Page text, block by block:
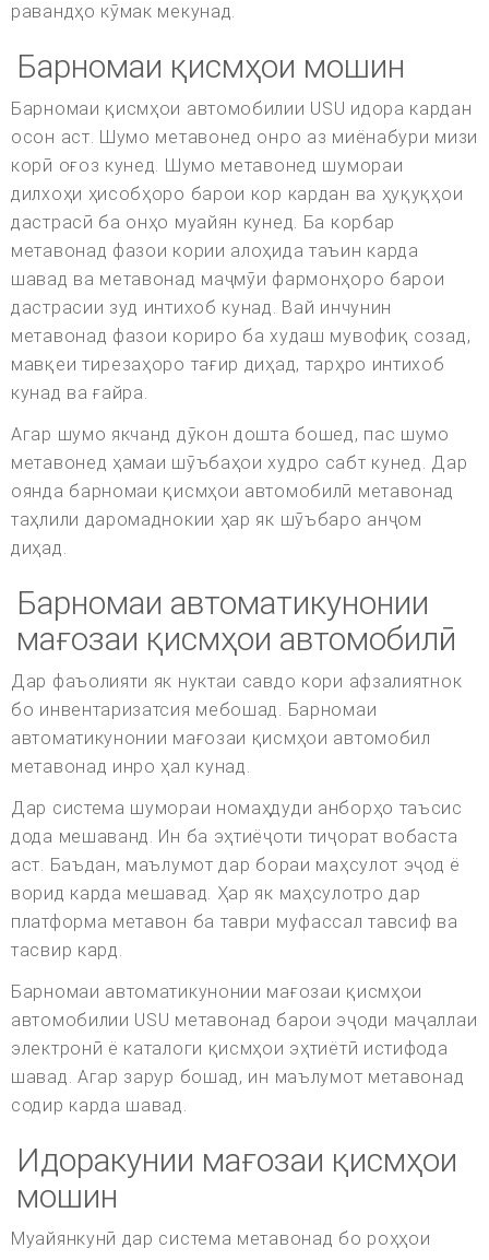
равандҳо кӯмак мекунад.
Барномаи қисмҳои мошин
Барномаи қисмҳои автомобилии USU идора кардан
осон аст. Шумо метавонед онро аз миёнабури мизи
корӣ оғоз кунед. Шумо метавонед шумораи
дилхоҳи ҳисобҳоро барои кор кардан ва ҳуқуқҳои
дастрасӣ ба онҳо муайян кунед. Ба корбар
метавонад фазои кории алоҳида таъин карда
шавад ва метавонад маҷмӯи фармонҳоро барои
дастрасии зуд интихоб кунад. Вай инчунин
метавонад фазои кориро ба худаш мувофиқ созад,
мавқеи тирезаҳоро тағир диҳад, тарҳро интихоб
кунад ва ғайра.
Агар шумо якчанд дӯкон дошта бошед, пас шумо
метавонед ҳамаи шӯъбаҳои худро сабт кунед. Дар
оянда барномаи қисмҳои автомобилӣ метавонад
таҳлили даромаднокии ҳар як шӯъбаро анҷом
диҳад.
Барномаи автоматикунонии
мағозаи қисмҳои автомобилӣ
Дар фаъолияти як нуктаи савдо кори афзалиятнок
бо инвентаризатсия мебошад. Барномаи
автоматикунонии мағозаи қисмҳои автомобил
метавонад инро ҳал кунад.
Дар система шумораи номаҳдуди анборҳо таъсис
дода мешаванд. Ин ба эҳтиёҷоти тиҷорат вобаста
аст. Баъдан, маълумот дар бораи маҳсулот эҷод ё
ворид карда мешавад. Ҳар як маҳсулотро дар
платформа метавон ба таври муфассал тавсиф ва
тасвир кард.
Барномаи автоматикунонии мағозаи қисмҳои
автомобилии USU метавонад барои эҷоди маҷаллаи
электронӣ ё каталоги қисмҳои эҳтиётӣ истифода
шавад. Агар зарур бошад, ин маълумот метавонад
содир карда шавад.
Идоракунии мағозаи қисмҳои
мошин
Муайянкунӣ дар система метавонад бо роҳҳои